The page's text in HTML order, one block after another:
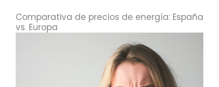
Comparativa de precios de energía: España
vs. Europa